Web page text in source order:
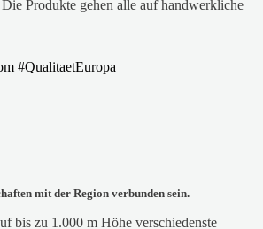
Produkte gehen alle auf handwerkliche
mit der Region verbunden sein.
bis zu 1.000 m Höhe verschiedenste